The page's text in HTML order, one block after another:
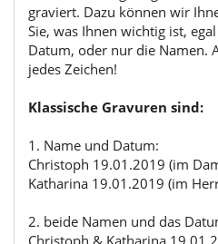
graviert. Dazu können wir
Sie, was Ihnen wichtig ist,
Datum, oder nur die Namen.
jedes Zeichen!
Klassische Gravuren sind:
1. Name und Datum:
Christoph 19.01.2019 (im
Katharina 19.01.2019 (im
2. beide Namen und das